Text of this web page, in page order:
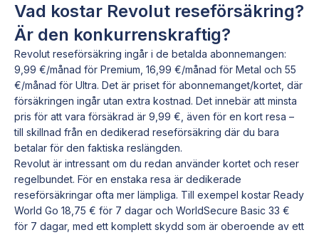
Vad kostar Revolut reseförsäkring?
Är den konkurrenskraftig?
Revolut reseförsäkring ingår i de betalda abonnemangen:
9,99 €/månad för Premium, 16,99 €/månad för Metal och 55
€/månad för Ultra. Det är priset för abonnemanget/kortet, där
försäkringen ingår utan extra kostnad. Det innebär att minsta
pris för att vara försäkrad är 9,99 €, även för en kort resa –
till skillnad från en dedikerad reseförsäkring där du bara
betalar för den faktiska reslängden.
Revolut är intressant om du redan använder kortet och reser
regelbundet. För en enstaka resa är dedikerade
reseförsäkringar ofta mer lämpliga. Till exempel kostar Ready
World Go 18,75 € för 7 dagar och WorldSecure Basic 33 €
för 7 dagar, med ett komplett skydd som är oberoende av ett